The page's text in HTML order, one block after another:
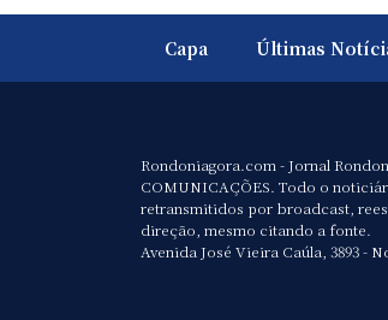
Capa Últimas
Rondoniagora.com - Jornal
COMUNICAÇÕES. Todo o
retransmitidos por broadcast,
direção, mesmo citando a fonte.
Avenida José Vieira Caúla, 3893 -